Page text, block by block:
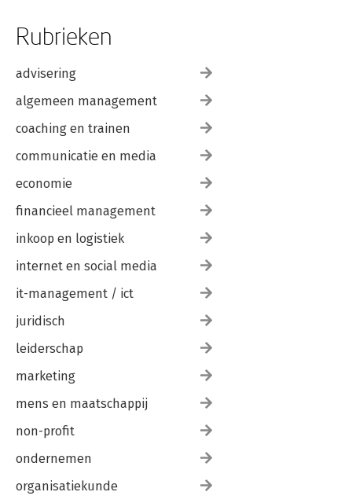
Rubrieken
advisering
algemeen management
coaching en trainen
communicatie en media
economie
financieel management
inkoop en logistiek
internet en social media
it-management / ict
juridisch
leiderschap
marketing
mens en maatschappij
non-profit
ondernemen
organisatiekunde